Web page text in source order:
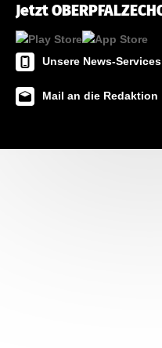
Jetzt
Unsere News-
Mail an die Redaktion